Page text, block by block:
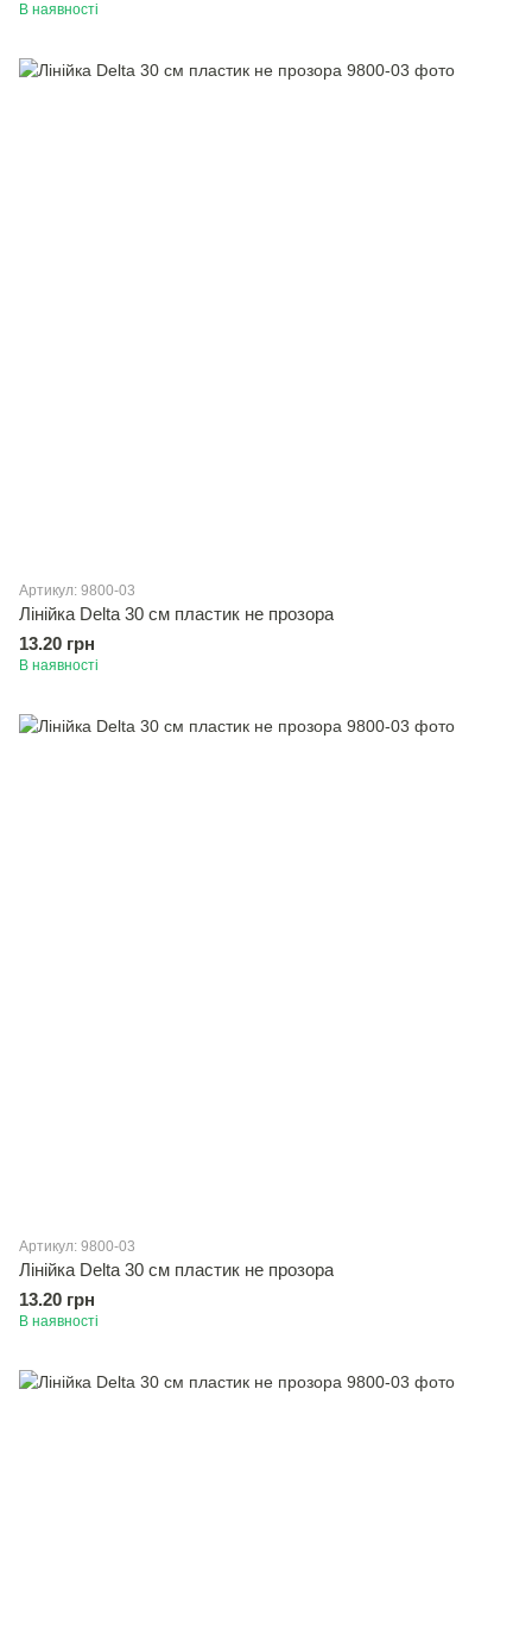
В наявності
Артикул: 9800-03
Лінійка Delta 30 см пластик не прозора
13.20 грн
В наявності
Артикул: 9800-03
Лінійка Delta 30 см пластик не прозора
13.20 грн
В наявності